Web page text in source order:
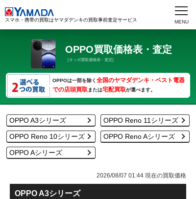
スマホ・携帯の買取はヤマダデンキの買取事前査定サービス
OPPO買取価格表・査定
[オッポ買取価格表・査定]
OPPOは一部を除く 全国のヤマダデンキ・ベスト電器
での店頭買取または宅配買取が選べます。
OPPO A3シリーズ OPPO Reno 11シリーズ
OPPO Reno 10シリーズ OPPO Reno Aシリーズ
OPPO Aシリーズ
2026/08/07 01:44 現在の買取価格
OPPO A3シリーズ